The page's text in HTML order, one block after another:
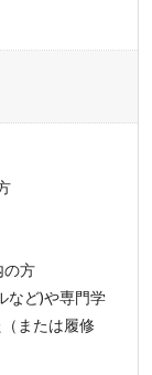
の方
など)や専門学
または履修